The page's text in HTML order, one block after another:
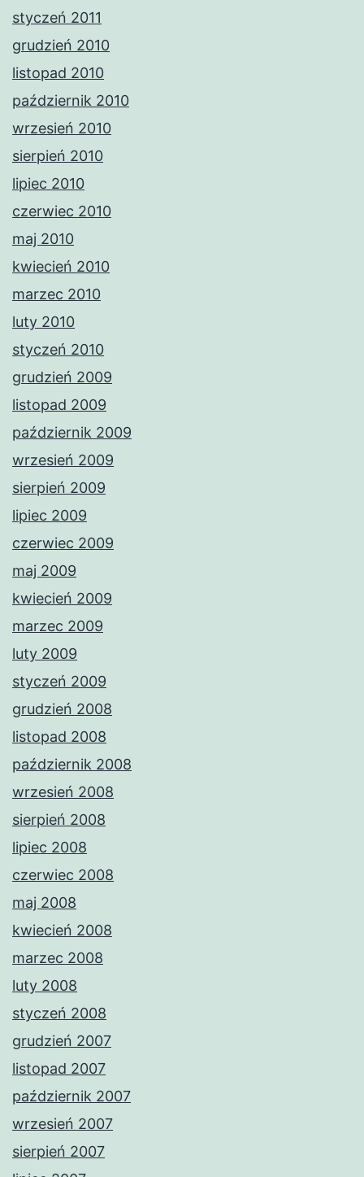
styczeń 2011
grudzień 2010
listopad 2010
październik 2010
wrzesień 2010
sierpień 2010
lipiec 2010
czerwiec 2010
maj 2010
kwiecień 2010
marzec 2010
luty 2010
styczeń 2010
grudzień 2009
listopad 2009
październik 2009
wrzesień 2009
sierpień 2009
lipiec 2009
czerwiec 2009
maj 2009
kwiecień 2009
marzec 2009
luty 2009
styczeń 2009
grudzień 2008
listopad 2008
październik 2008
wrzesień 2008
sierpień 2008
lipiec 2008
czerwiec 2008
maj 2008
kwiecień 2008
marzec 2008
luty 2008
styczeń 2008
grudzień 2007
listopad 2007
październik 2007
wrzesień 2007
sierpień 2007